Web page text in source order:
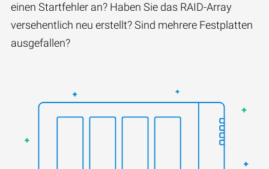
einen Startfehler an? Haben Sie das RAID-Array
versehentlich neu erstellt? Sind mehrere Festplatten
ausgefallen?